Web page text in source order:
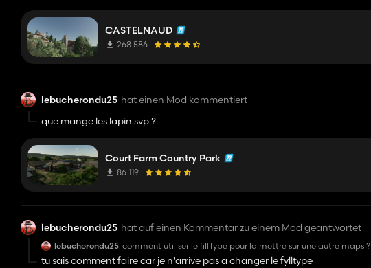
CASTELNAUD
268 586
lebucherondu25 hat einen Mod kommentiert
que mange les lapin svp ?
Court Farm Country Park
86 119
lebucherondu25 hat auf einen Kommentar zu einem Mod geantwortet
lebucherondu25 comment utiliser le fillType pour la mettre sur une autre maps ?
tu sais comment faire car je n'arrive pas a changer le fylltype